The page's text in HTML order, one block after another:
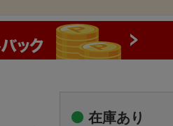
在庫あり